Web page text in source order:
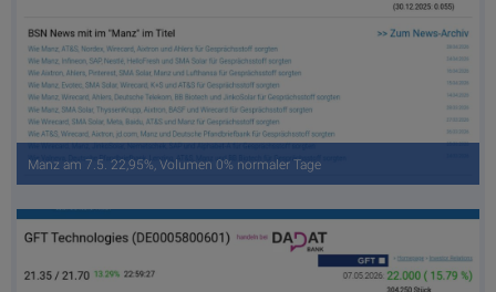
Manz am 7.5. 22,95%, Volumen 0% normaler Tage